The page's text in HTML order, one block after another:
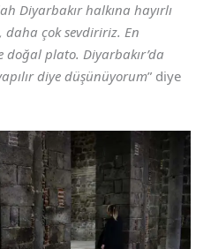
Diyarbakır halkına hayırlı
daha çok sevdiririz. En
plato. Diyarbakır’da
diye düşünüyorum” diye